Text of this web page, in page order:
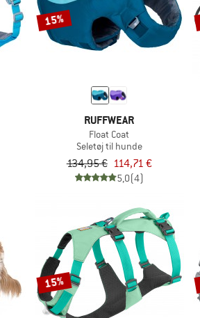
15%
RUFFWEAR
Float Coat
Seletøj til hunde
134,95 € 114,71 €
5,0(4)
15%